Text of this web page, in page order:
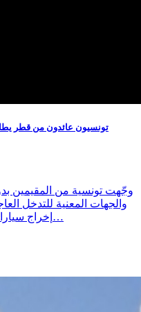
وجّهت تونسية من المقيمين
والجهات المعنية للتدخل
إخراج سيارات موردة لعدد من التونسيين العائدين…